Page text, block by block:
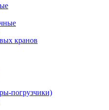
кранов
погрузчики)